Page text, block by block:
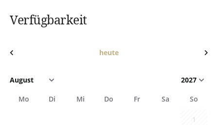
Verfügbarkeit
heute
Mo Di Mi Do Fr Sa So
1